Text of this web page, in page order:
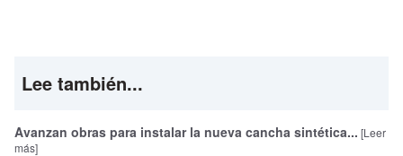
Lee también...
Avanzan obras para instalar la nueva cancha sintética... [Leer
más]